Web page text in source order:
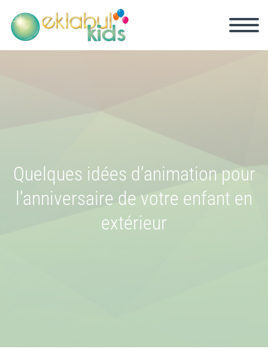
Quelques idées d’animation pour
l’anniversaire de votre enfant en
extérieur